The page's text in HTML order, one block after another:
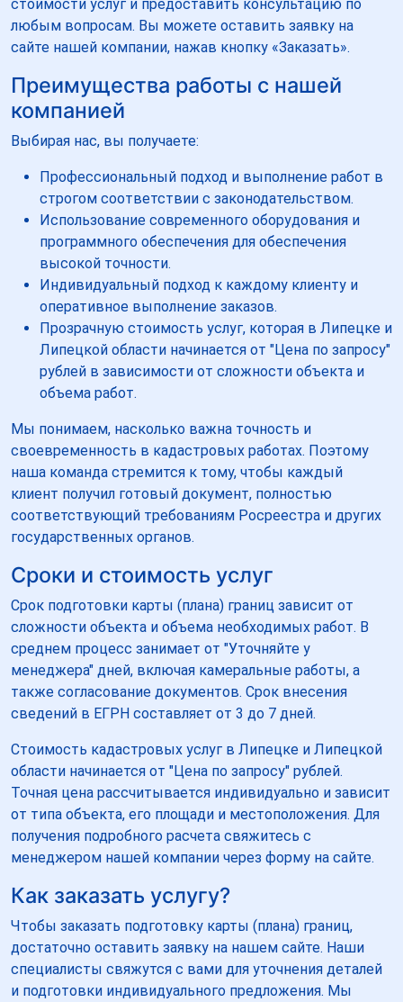
стоимости услуг и предоставить консультацию по
любым вопросам. Вы можете оставить заявку на
сайте нашей компании, нажав кнопку «Заказать».
Преимущества работы с нашей
компанией
Выбирая нас, вы получаете:
Профессиональный подход и выполнение работ в
строгом соответствии с законодательством.
Использование современного оборудования и
программного обеспечения для обеспечения
высокой точности.
Индивидуальный подход к каждому клиенту и
оперативное выполнение заказов.
Прозрачную стоимость услуг, которая в Липецке и
Липецкой области начинается от "Цена по запросу"
рублей в зависимости от сложности объекта и
объема работ.
Мы понимаем, насколько важна точность и
своевременность в кадастровых работах. Поэтому
наша команда стремится к тому, чтобы каждый
клиент получил готовый документ, полностью
соответствующий требованиям Росреестра и других
государственных органов.
Сроки и стоимость услуг
Срок подготовки карты (плана) границ зависит от
сложности объекта и объема необходимых работ. В
среднем процесс занимает от "Уточняйте у
менеджера" дней, включая камеральные работы, а
также согласование документов. Срок внесения
сведений в ЕГРН составляет от 3 до 7 дней.
Стоимость кадастровых услуг в Липецке и Липецкой
области начинается от "Цена по запросу" рублей.
Точная цена рассчитывается индивидуально и зависит
от типа объекта, его площади и местоположения. Для
получения подробного расчета свяжитесь с
менеджером нашей компании через форму на сайте.
Как заказать услугу?
Чтобы заказать подготовку карты (плана) границ,
достаточно оставить заявку на нашем сайте. Наши
специалисты свяжутся с вами для уточнения деталей
и подготовки индивидуального предложения. Мы